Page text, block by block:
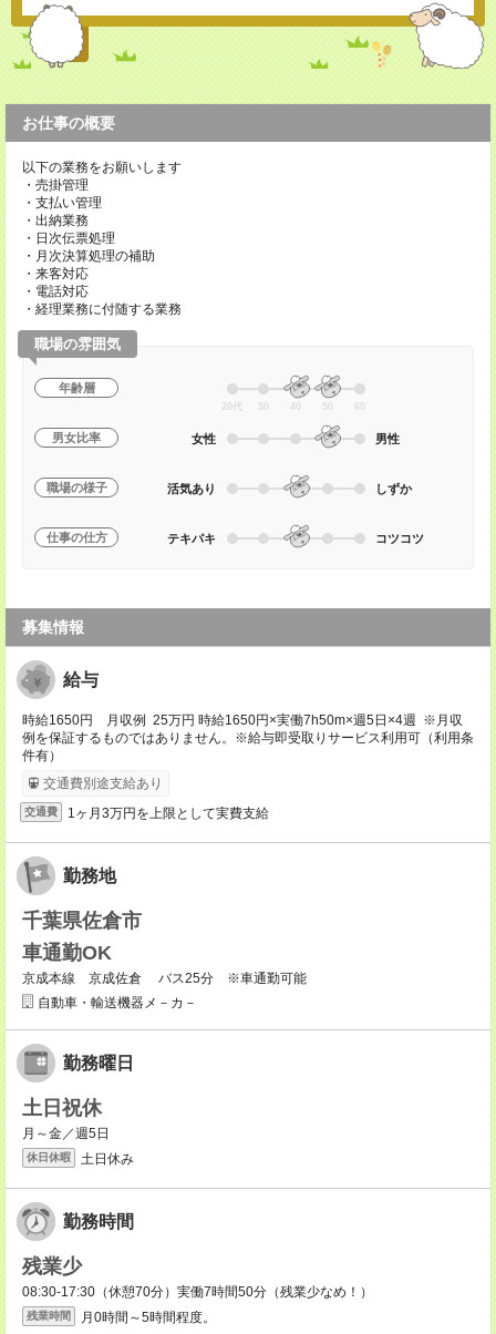
お仕事の概要
以下の業務をお願いします
・売掛管理
・支払い管理
・出納業務
・日次伝票処理
・月次決算処理の補助
・来客対応
・電話対応
・経理業務に付随する業務
職場の雰囲気
年齢層
20代 30 40 50 60
男女比率 女性 男性
職場の様子 活気あり しずか
仕事の仕方 テキパキ コツコツ
募集情報
給与
時給1650円 月収例 25万円 時給1650円×実働7h50m×週5日×4週 ※月収
例を保証するものではありません。※給与即受取りサービス利用可（利用条
件有）
交通費別途支給あり
交通費 1ヶ月3万円を上限として実費支給
勤務地
千葉県佐倉市
車通勤OK
京成本線 京成佐倉 バス25分 ※車通勤可能
自動車・輸送機器メ－カ－
勤務曜日
土日祝休
月～金／週5日
休日休暇 土日休み
勤務時間
残業少
08:30-17:30（休憩70分）実働7時間50分（残業少なめ！）
残業時間 月0時間～5時間程度。